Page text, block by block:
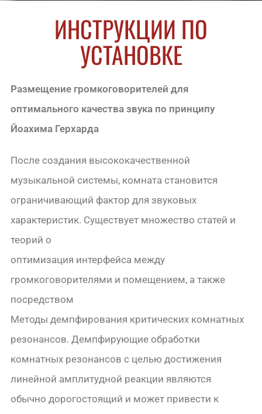
ИНСТРУКЦИИ ПО
УСТАНОВКЕ
Размещение громкоговорителей для
оптимального качества звука по принципу
Йоахима Герхарда
После создания высококачественной
музыкальной системы, комната становится
ограничивающий фактор для звуковых
характеристик. Существует множество статей и
теорий о
оптимизация интерфейса между
громкоговорителями и помещением, а также
посредством
Методы демпфирования критических комнатных
резонансов. Демпфирующие обработки
комнатных резонансов с целью достижения
линейной амплитудной реакции являются
обычно дорогостоящий и может привести к